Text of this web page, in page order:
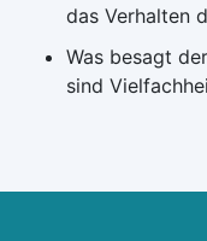
das Verhalten
Was besagt
sind